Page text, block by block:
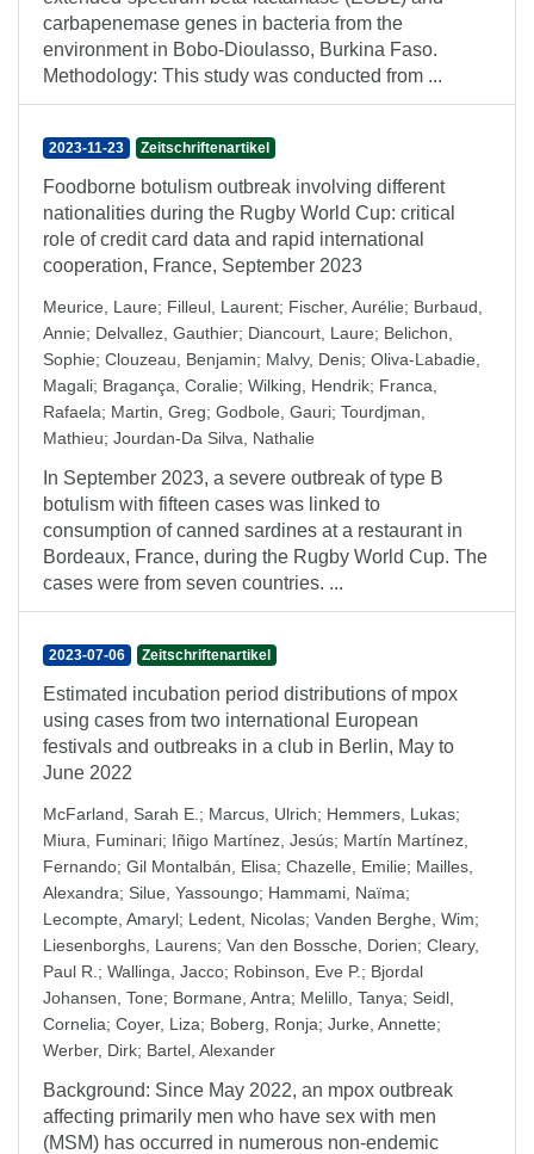
carbapenemase genes in bacteria from the
environment in Bobo-Dioulasso, Burkina Faso.
Methodology: This study was conducted from ...
2023-11-23 Zeitschriftenartikel
Foodborne botulism outbreak involving different
nationalities during the Rugby World Cup: critical
role of credit card data and rapid international
cooperation, France, September 2023
Meurice, Laure; Filleul, Laurent; Fischer, Aurélie; Burbaud,
Annie; Delvallez, Gauthier; Diancourt, Laure; Belichon,
Sophie; Clouzeau, Benjamin; Malvy, Denis; Oliva-Labadie,
Magali; Bragança, Coralie; Wilking, Hendrik; Franca,
Rafaela; Martin, Greg; Godbole, Gauri; Tourdjman,
Mathieu; Jourdan-Da Silva, Nathalie
In September 2023, a severe outbreak of type B
botulism with fifteen cases was linked to
consumption of canned sardines at a restaurant in
Bordeaux, France, during the Rugby World Cup. The
cases were from seven countries. ...
2023-07-06 Zeitschriftenartikel
Estimated incubation period distributions of mpox
using cases from two international European
festivals and outbreaks in a club in Berlin, May to
June 2022
McFarland, Sarah E. ; Marcus, Ulrich; Hemmers, Lukas;
Miura, Fuminari; Iñigo Martínez, Jesús; Martín Martínez,
Fernando; Gil Montalbán, Elisa; Chazelle, Emilie; Mailles,
Alexandra; Silue, Yassoungo; Hammami, Naïma;
Lecompte, Amaryl; Ledent, Nicolas; Vanden Berghe, Wim;
Liesenborghs, Laurens; Van den Bossche, Dorien; Cleary,
Paul R. ; Wallinga, Jacco; Robinson, Eve P.; Bjordal
Johansen, Tone; Bormane, Antra; Melillo, Tanya; Seidl,
Cornelia; Coyer, Liza; Boberg, Ronja; Jurke, Annette;
Werber, Dirk; Bartel, Alexander
Background: Since May 2022, an mpox outbreak
affecting primarily men who have sex with men
(MSM) has occurred in numerous non-endemic